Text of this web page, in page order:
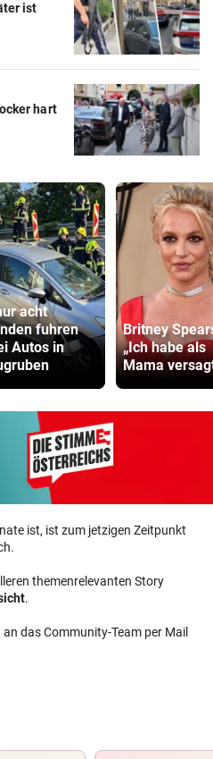
ist
hart
acht
fuhren
Autos in
Britney
„Ich habe als
Mama
ist, ist zum jetzigen Zeitpunkt
themenrelevanten Story
.
das Community-Team per Mail